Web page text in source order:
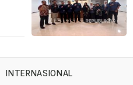
INTERNASIONAL